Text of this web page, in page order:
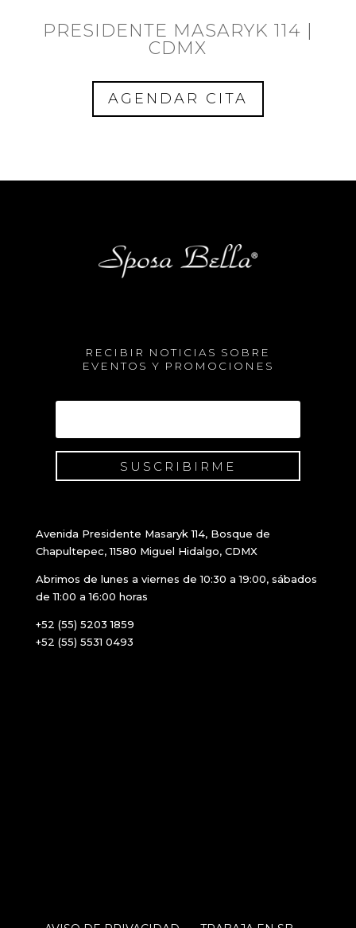
PRESIDENTE MASARYK 114 |
CDMX
AGENDAR CITA
RECIBIR NOTICIAS SOBRE
EVENTOS Y PROMOCIONES
SUSCRIBIRME
Avenida Presidente Masaryk 114, Bosque de
Chapultepec, 11580 Miguel Hidalgo, CDMX
Abrimos de lunes a viernes de 10:30 a 19:00, sábados
de 11:00 a 16:00 horas
+52 (55) 5203 1859
+52 (55) 5531 0493